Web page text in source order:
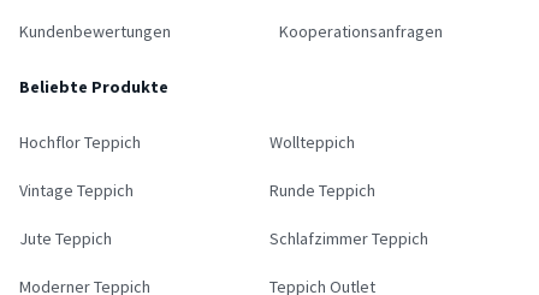
Kundenbewertungen Kooperationsanfragen
Beliebte Produkte
Hochflor Teppich Wollteppich
Vintage Teppich Runde Teppich
Jute Teppich Schlafzimmer Teppich
Moderner Teppich Teppich Outlet